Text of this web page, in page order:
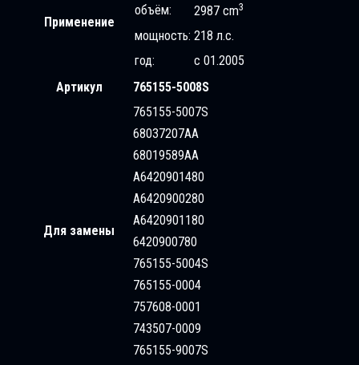
Применение
объём:
2987 cm3
мощность: 218 л.с.
год:
с 01.2005
Артикул
765155-5008S
Для замены
765155-5007S
68037207AA
68019589AA
A6420901480
A6420900280
A6420901180
6420900780
765155-5004S
765155-0004
757608-0001
743507-0009
765155-9007S